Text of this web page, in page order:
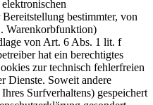
bestimmter, von
Warenkorbfunktion)
von Art. 6 Abs. 1 lit. f
hat ein berechtigtes
zur technisch fehlerfreien
Dienste. Soweit andere
Surfverhaltens) gespeichert